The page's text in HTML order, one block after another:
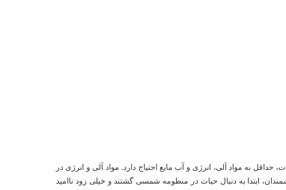
به مواد آلی، انرژی و آب مایع احتیاج دارد. مواد آلی و انرژی در
ابتدا به دنبال حیات در منظومه شمسی گشتند و خیلی زود ناامید